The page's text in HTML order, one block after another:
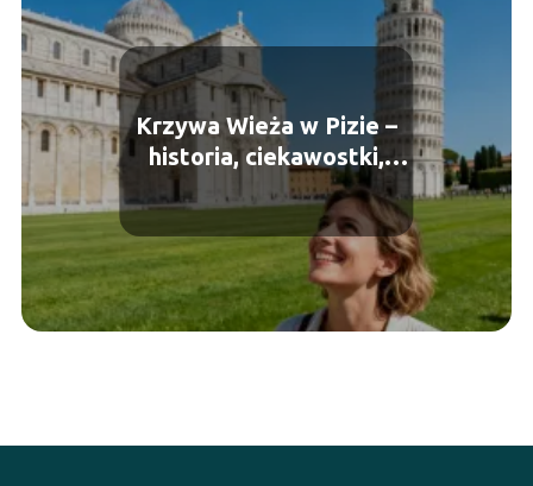
Krzywa Wieża w Pizie –
historia, ciekawostki,
zwiedzanie